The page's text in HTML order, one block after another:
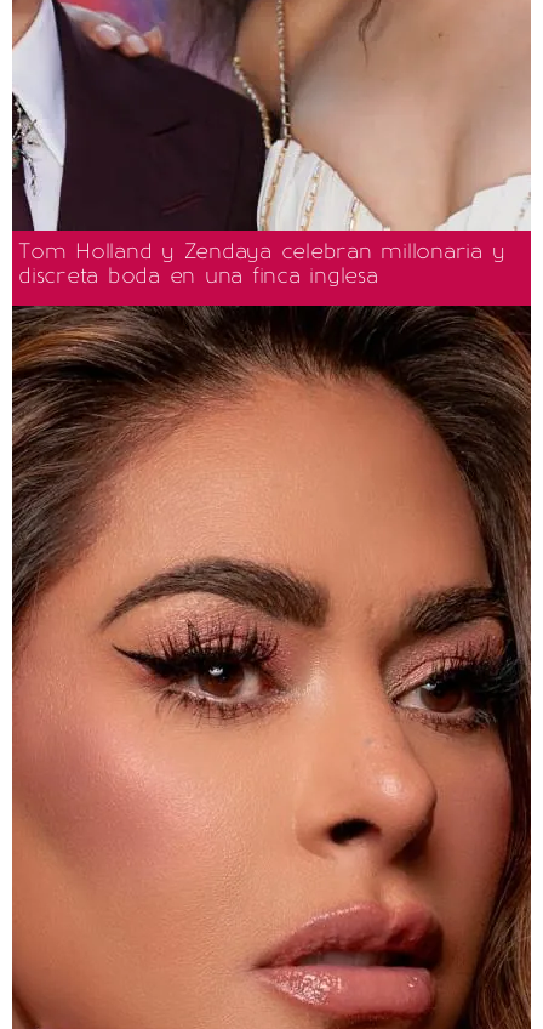
Tom Holland y Zendaya celebran millonaria y
discreta boda en una finca inglesa